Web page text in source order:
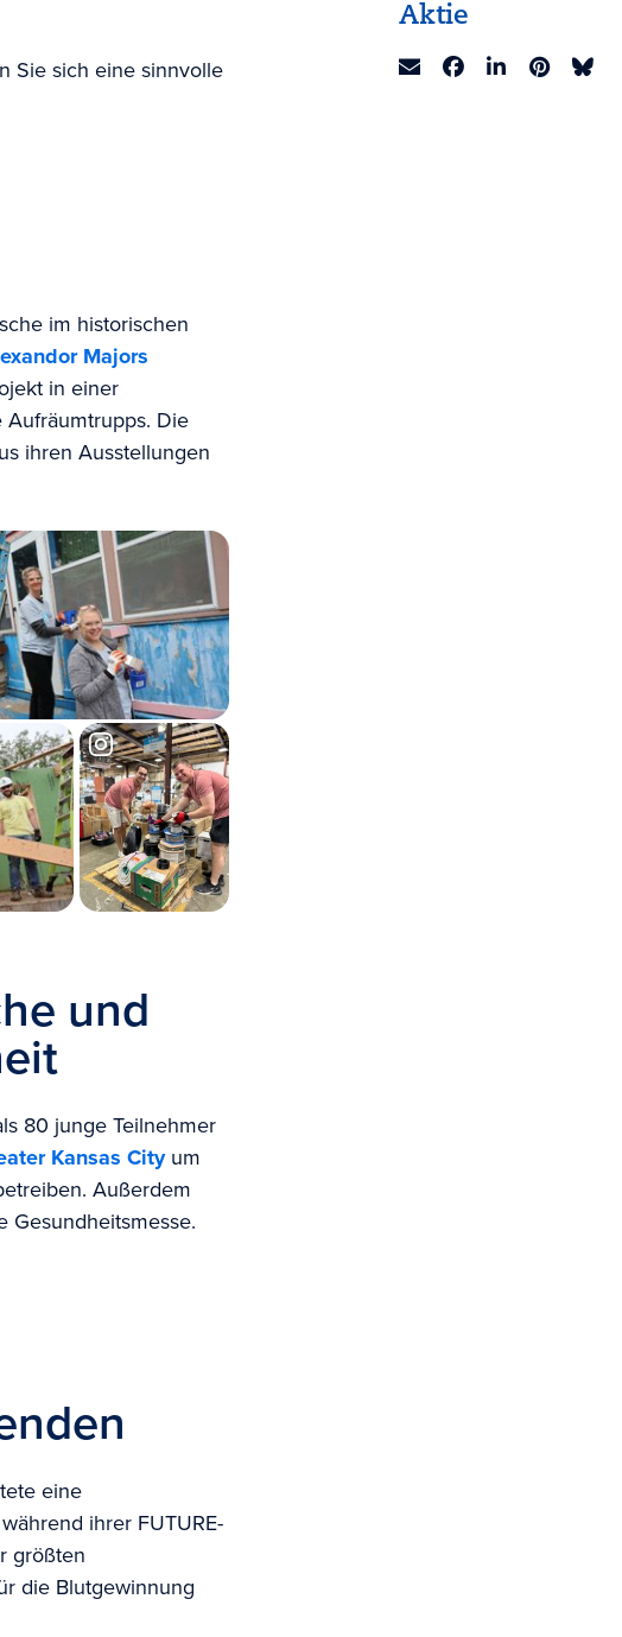
Sie sich eine sinnvolle
im historischen
Majors
in einer
Die
ihren Ausstellungen
und
80 junge Teilnehmer
Kansas Cityum
Außerdem
Gesundheitsmesse.
eine
ihrer FUTURE-
größten
die Blutgewinnung
Aktie